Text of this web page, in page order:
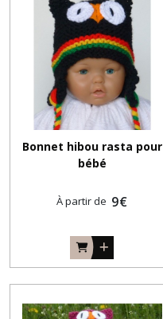
Bonnet hibou rasta pour
bébé
À partir de 9€